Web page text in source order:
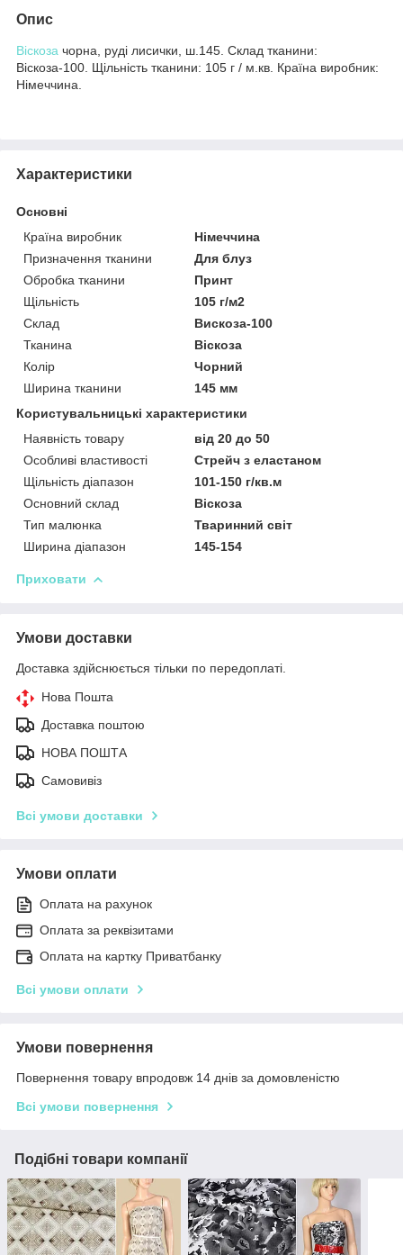
Опис
Віскоза чорна, руді лисички, ш.145. Склад тканини:
Віскоза-100. Щільність тканини: 105 г / м.кв. Країна виробник:
Німеччина.
Характеристики
Основні
Країна виробник
Німеччина
Призначення тканини
Для блуз
Обробка тканини
Принт
Щільність
105 г/м2
Склад
Вискоза-100
Тканина
Віскоза
Колір
Чорний
Ширина тканини
145 мм
Користувальницькі характеристики
Наявність товару
від 20 до 50
Особливі властивості
Стрейч з еластаном
Щільність діапазон
101-150 г/кв.м
Основний склад
Віскоза
Тип малюнка
Тваринний світ
Ширина діапазон
145-154
Приховати
Умови доставки
Доставка здійснюється тільки по передоплаті.
Нова Пошта
Доставка поштою
НОВА ПОШТА
Самовивіз
Всі умови доставки
Умови оплати
Оплата на рахунок
Оплата за реквізитами
Оплата на картку Приватбанку
Всі умови оплати
Умови повернення
Повернення товару впродовж 14 днів за домовленістю
Всі умови повернення
Подібні товари компанії